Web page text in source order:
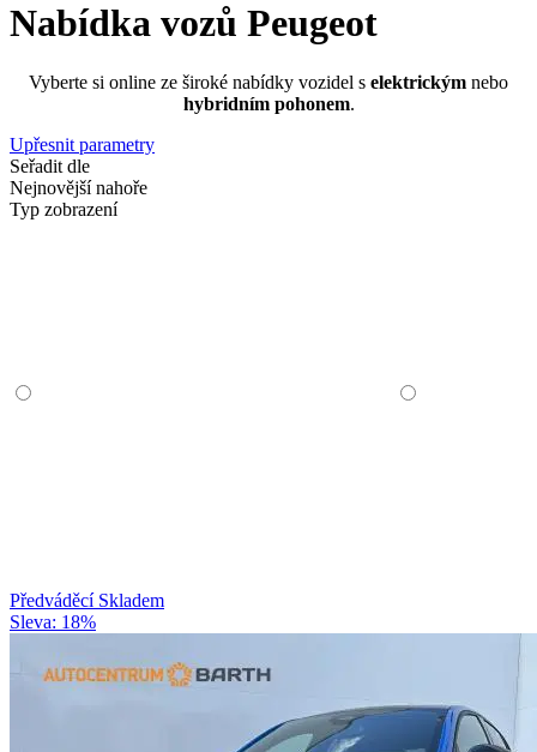
Nabídka vozů Peugeot
Vyberte si online ze široké nabídky vozidel s elektrickým nebo
hybridním pohonem.
Upřesnit parametry
Seřadit dle
Nejnovější nahoře
Typ zobrazení
Předváděcí Skladem
Sleva: 18%